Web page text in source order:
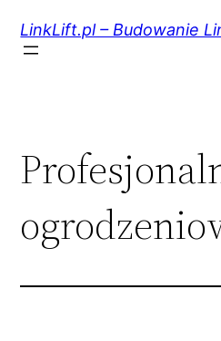
treści
LinkLift.pl – Budowanie